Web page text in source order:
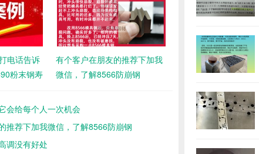
电话告诉
粉末钢寿
有个客户在朋友的推荐下加我
微信，了解8566防崩钢
会给每个人一次机会
推荐下加我微信，了解8566防崩钢
调没有好处